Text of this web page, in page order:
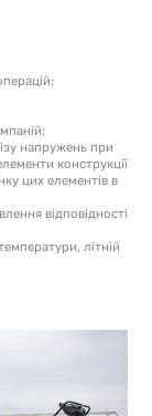
напружень при
конструкції
цих елементів в
відповідності
літній